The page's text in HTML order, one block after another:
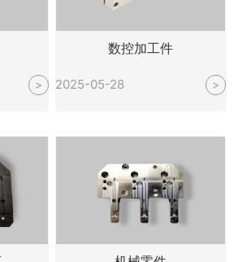
>
数控加工件
2025-05-28 >